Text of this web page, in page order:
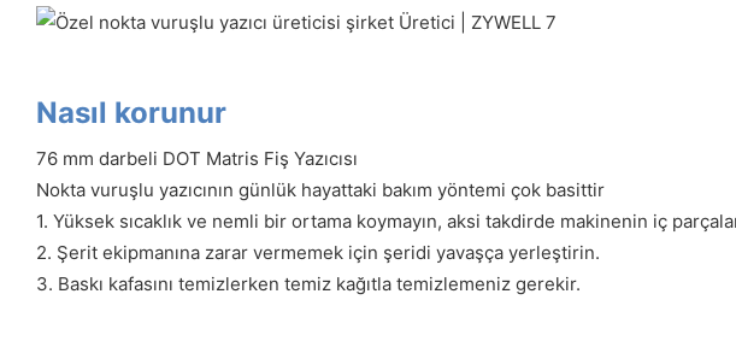
Nasıl korunur
76 mm darbeli DOT Matris Fiş Yazıcısı
Nokta vuruşlu yazıcının günlük hayattaki bakım yöntemi çok basittir
1. Yüksek sıcaklık ve nemli bir ortama koymayın, aksi takdirde makinenin iç
2. Şerit ekipmanına zarar vermemek için şeridi yavaşça yerleştirin.
3. Baskı kafasını temizlerken temiz kağıtla temizlemeniz gerekir.